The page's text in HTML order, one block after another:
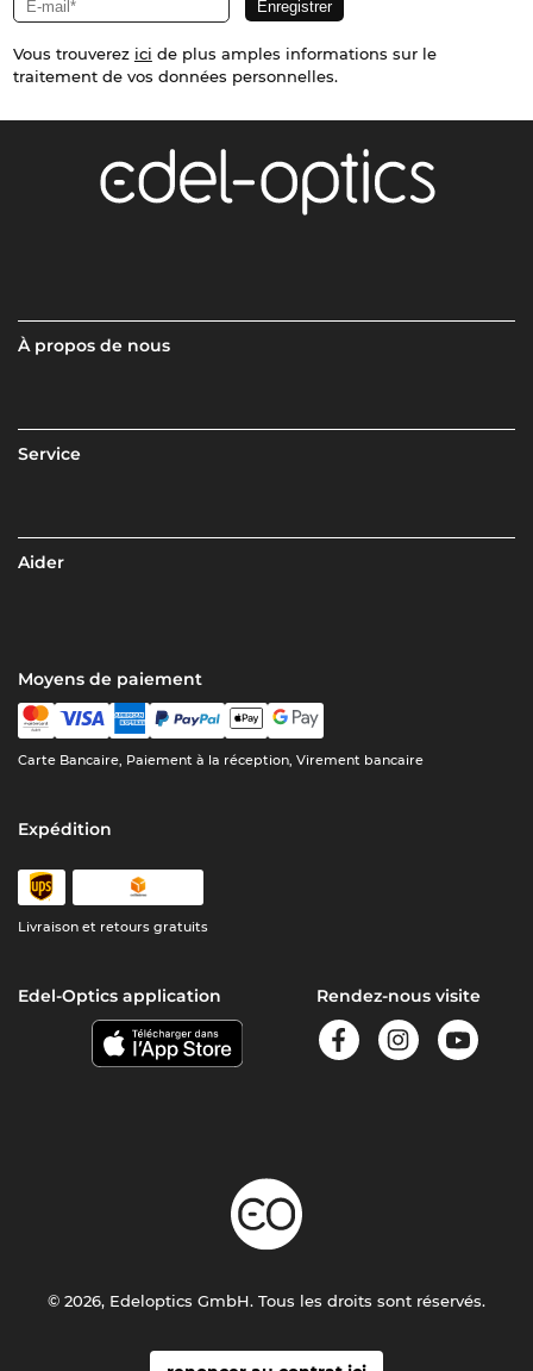
Vous trouverez ici de plus amples informations sur le
traitement de vos données personnelles.
À propos de nous
Service
Aider
Moyens de paiement
Carte Bancaire, Paiement à la réception, Virement bancaire
Expédition
Livraison et retours gratuits
Edel-Optics application Rendez-nous visite
© 2026, Edeloptics GmbH. Tous les droits sont réservés.